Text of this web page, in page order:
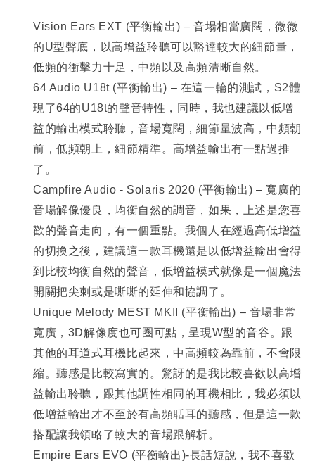
Vision Ears EXT (平衡輸出) – 音場相當廣闊，微微
的U型聲底，以高增益聆聽可以豁達較大的細節量，
低頻的衝擊力十足，中頻以及高頻清晰自然。
64 Audio U18t (平衡輸出) – 在這一輪的測試，S2體
現了64的U18t的聲音特性，同時，我也建議以低增
益的輸出模式聆聽，音場寬闊，細節量波高，中頻朝
前，低頻朝上，細節精準。高增益輸出有一點過推
了。
Campfire Audio - Solaris 2020 (平衡輸出) – 寬廣的
音場解像優良，均衡自然的調音，如果，上述是您喜
歡的聲音走向，有一個重點。我個人在經過高低增益
的切換之後，建議這一款耳機還是以低增益輸出會得
到比較均衡自然的聲音，低增益模式就像是一個魔法
開關把尖刺或是嘶嘶的延伸和協調了。
Unique Melody MEST MKII (平衡輸出) – 音場非常
寬廣，3D解像度也可圈可點，呈現W型的音谷。跟
其他的耳道式耳機比起來，中高頻較為靠前，不會限
縮。聽感是比較寫實的。驚訝的是我比較喜歡以高增
益輸出聆聽，跟其他調性相同的耳機相比，我必須以
低增益輸出才不至於有高頻聒耳的聽感，但是這一款
搭配讓我領略了較大的音場跟解析。
Empire Ears EVO (平衡輸出)-長話短說，我不喜歡